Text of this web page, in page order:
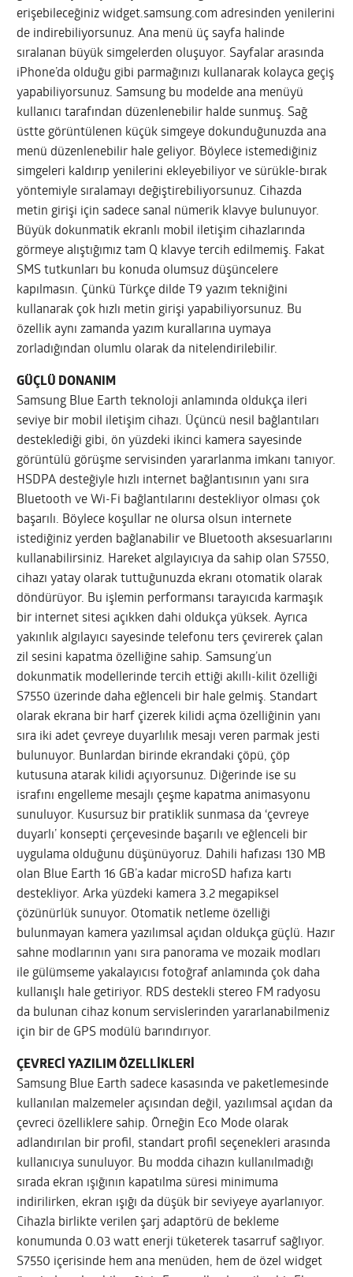
erişebileceğiniz widget.samsung.com adresinden yenilerini
de indirebiliyorsunuz. Ana menü üç sayfa halinde
sıralanan büyük simgelerden oluşuyor. Sayfalar arasında
iPhone’da olduğu gibi parmağınızı kullanarak kolayca geçiş
yapabiliyorsunuz. Samsung bu modelde ana menüyü
kullanıcı tarafından düzenlenebilir halde sunmuş. Sağ
üstte görüntülenen küçük simgeye dokunduğunuzda ana
menü düzenlenebilir hale geliyor. Böylece istemediğiniz
simgeleri kaldırıp yenilerini ekleyebiliyor ve sürükle-bırak
yöntemiyle sıralamayı değiştirebiliyorsunuz. Cihazda
metin girişi için sadece sanal nümerik klavye bulunuyor.
Büyük dokunmatik ekranlı mobil iletişim cihazlarında
görmeye alıştığımız tam Q klavye tercih edilmemiş. Fakat
SMS tutkunları bu konuda olumsuz düşüncelere
kapılmasın. Çünkü Türkçe dilde T9 yazım tekniğini
kullanarak çok hızlı metin girişi yapabiliyorsunuz. Bu
özellik aynı zamanda yazım kurallarına uymaya
zorladığından olumlu olarak da nitelendirilebilir.
GÜÇLÜ DONANIM
Samsung Blue Earth teknoloji anlamında oldukça ileri
seviye bir mobil iletişim cihazı. Üçüncü nesil bağlantıları
desteklediği gibi, ön yüzdeki ikinci kamera sayesinde
görüntülü görüşme servisinden yararlanma imkanı tanıyor.
HSDPA desteğiyle hızlı internet bağlantısının yanı sıra
Bluetooth ve Wi-Fi bağlantılarını destekliyor olması çok
başarılı. Böylece koşullar ne olursa olsun internete
istediğiniz yerden bağlanabilir ve Bluetooth aksesuarlarını
kullanabilirsiniz. Hareket algılayıcıya da sahip olan S7550,
cihazı yatay olarak tuttuğunuzda ekranı otomatik olarak
döndürüyor. Bu işlemin performansı tarayıcıda karmaşık
bir internet sitesi açıkken dahi oldukça yüksek. Ayrıca
yakınlık algılayıcı sayesinde telefonu ters çevirerek çalan
zil sesini kapatma özelliğine sahip. Samsung’un
dokunmatik modellerinde tercih ettiği akıllı-kilit özelliği
S7550 üzerinde daha eğlenceli bir hale gelmiş. Standart
olarak ekrana bir harf çizerek kilidi açma özelliğinin yanı
sıra iki adet çevreye duyarlılık mesajı veren parmak jesti
bulunuyor. Bunlardan birinde ekrandaki çöpü, çöp
kutusuna atarak kilidi açıyorsunuz. Diğerinde ise su
israfını engelleme mesajlı çeşme kapatma animasyonu
sunuluyor. Kusursuz bir pratiklik sunmasa da ‘çevreye
duyarlı’ konsepti çerçevesinde başarılı ve eğlenceli bir
uygulama olduğunu düşünüyoruz. Dahili hafızası 130 MB
olan Blue Earth 16 GB’a kadar microSD hafıza kartı
destekliyor. Arka yüzdeki kamera 3.2 megapiksel
çözünürlük sunuyor. Otomatik netleme özelliği
bulunmayan kamera yazılımsal açıdan oldukça güçlü. Hazır
sahne modlarının yanı sıra panorama ve mozaik modları
ile gülümseme yakalayıcısı fotoğraf anlamında çok daha
kullanışlı hale getiriyor. RDS destekli stereo FM radyosu
da bulunan cihaz konum servislerinden yararlanabilmeniz
için bir de GPS modülü barındırıyor.
ÇEVRECİ YAZILIM ÖZELLİKLERİ
Samsung Blue Earth sadece kasasında ve paketlemesinde
kullanılan malzemeler açısından değil, yazılımsal açıdan da
çevreci özelliklere sahip. Örneğin Eco Mode olarak
adlandırılan bir profil, standart profil seçenekleri arasında
kullanıcıya sunuluyor. Bu modda cihazın kullanılmadığı
sırada ekran ışığının kapatılma süresi minimuma
indirilirken, ekran ışığı da düşük bir seviyeye ayarlanıyor.
Cihazla birlikte verilen şarj adaptörü de bekleme
konumunda 0.03 watt enerji tüketerek tasarruf sağlıyor.
S7550 içerisinde hem ana menüden, hem de özel widget